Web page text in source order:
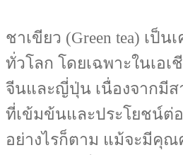
ชาเขียว (Green tea) เป็
ทั่วโลก โดยเฉพาะในเอเ
จีนและญี่ปุ่น เนื่องจากมี
ที่เข้มข้นและประโยชน์ต่
อย่างไรก็ตาม แม้จะมีคุ